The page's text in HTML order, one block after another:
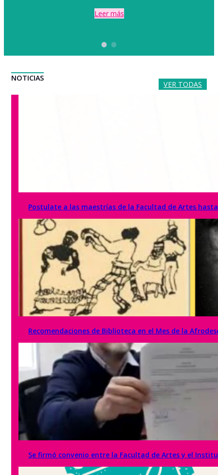
Leer más
NOTICIAS
VER TODAS
Postulate a las maestrías de la Facultad de Artes
Recomendaciones de Biblioteca en el Mes de la
Se firmó convenio entre la Facultad de Artes y el